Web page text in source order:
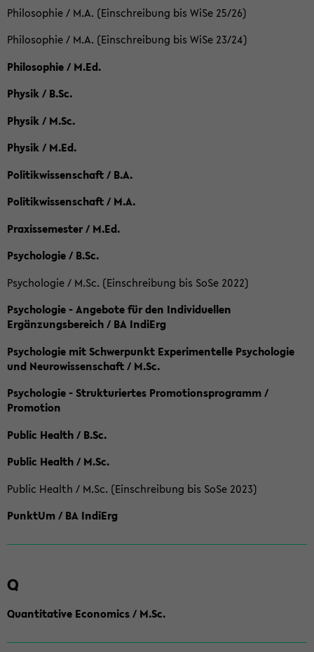
Philosophie / M.A. (Einschreibung bis WiSe 25/26)
Philosophie / M.A. (Einschreibung bis WiSe 23/24)
Philosophie / M.Ed.
Physik / B.Sc.
Physik / M.Sc.
Physik / M.Ed.
Politikwissenschaft / B.A.
Politikwissenschaft / M.A.
Praxissemester / M.Ed.
Psychologie / B.Sc.
Psychologie / M.Sc. (Einschreibung bis SoSe 2022)
Psychologie - Angebote für den Individuellen
Ergänzungsbereich / BA IndiErg
Psychologie mit Schwerpunkt Experimentelle Psychologie
und Neurowissenschaft / M.Sc.
Psychologie - Strukturiertes Promotionsprogramm /
Promotion
Public Health / B.Sc.
Public Health / M.Sc.
Public Health / M.Sc. (Einschreibung bis SoSe 2023)
PunktUm / BA IndiErg
Q
Quantitative Economics / M.Sc.